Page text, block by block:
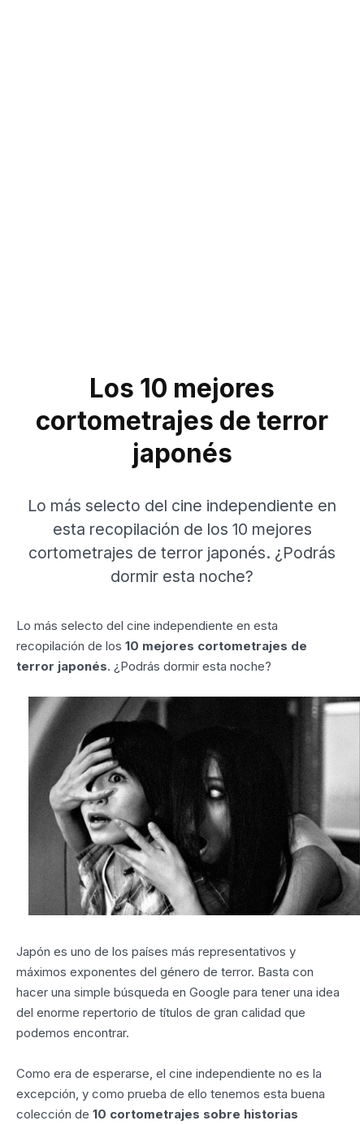
Los 10 mejores
cortometrajes de terror
japonés
Lo más selecto del cine independiente en
esta recopilación de los 10 mejores
cortometrajes de terror japonés. ¿Podrás
dormir esta noche?
Lo más selecto del cine independiente en esta
recopilación de los 10 mejores cortometrajes de
terror japonés. ¿Podrás dormir esta noche?
Japón es uno de los países más representativos y
máximos exponentes del género de terror. Basta con
hacer una simple búsqueda en Google para tener una idea
del enorme repertorio de títulos de gran calidad que
podemos encontrar.
Como era de esperarse, el cine independiente no es la
excepción, y como prueba de ello tenemos esta buena
colección de 10 cortometrajes sobre historias